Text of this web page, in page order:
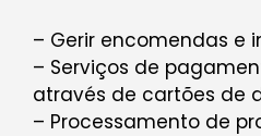
– Gerir encomendas e
– Serviços de
através de cartões de
– Processamento de